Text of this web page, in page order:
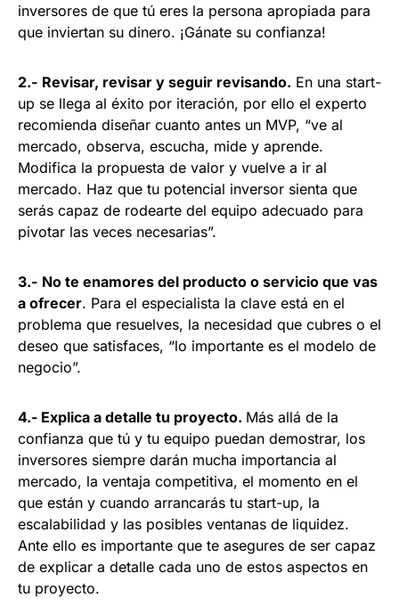
inversores de que tú eres la persona apropiada para
que inviertan su dinero. ¡Gánate su confianza!
2.- Revisar, revisar y seguir revisando. En una start-
up se llega al éxito por iteración, por ello el experto
recomienda diseñar cuanto antes un MVP, “ve al
mercado, observa, escucha, mide y aprende.
Modifica la propuesta de valor y vuelve a ir al
mercado. Haz que tu potencial inversor sienta que
serás capaz de rodearte del equipo adecuado para
pivotar las veces necesarias”.
3.- No te enamores del producto o servicio que vas
a ofrecer. Para el especialista la clave está en el
problema que resuelves, la necesidad que cubres o el
deseo que satisfaces, “lo importante es el modelo de
negocio”.
4.- Explica a detalle tu proyecto. Más allá de la
confianza que tú y tu equipo puedan demostrar, los
inversores siempre darán mucha importancia al
mercado, la ventaja competitiva, el momento en el
que están y cuando arrancarás tu start-up, la
escalabilidad y las posibles ventanas de liquidez.
Ante ello es importante que te asegures de ser capaz
de explicar a detalle cada uno de estos aspectos en
tu proyecto.